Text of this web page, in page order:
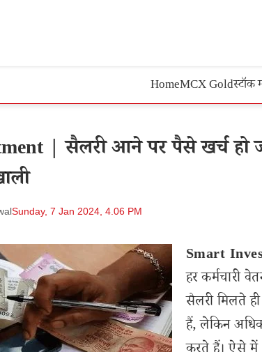
HomeMCX Goldस्टॉक
| सैलरी आने पर पैसे खर्च हो
Sunday, 7 Jan 2024, 4.06 PM
Smart
हर कर्मचारी
सैलरी मिलते
हैं, लेकिन